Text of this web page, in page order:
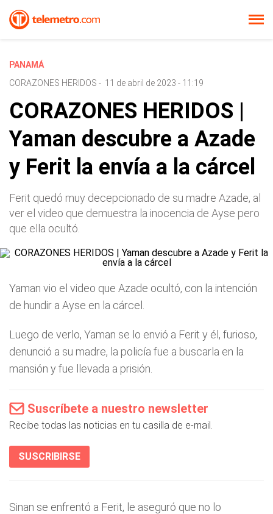
PANAMÁ
CORAZONES HERIDOS - 11 de abril de 2023 - 11:19
CORAZONES HERIDOS |
Yaman descubre a Azade
y Ferit la envía a la cárcel
Ferit quedó muy decepcionado de su madre Azade, al
ver el video que demuestra la inocencia de Ayse pero
que ella ocultó.
Yaman vio el video que Azade ocultó, con la intención
de hundir a Ayse en la cárcel.
Luego de verlo, Yaman se lo envió a Ferit y él, furioso,
denunció a su madre, la policía fue a buscarla en la
mansión y fue llevada a prisión.
Suscríbete a nuestro newsletter
Recibe todas las noticias en tu casilla de e-mail.
SUSCRIBIRSE
Sinan se enfrentó a Ferit, le aseguró que no lo